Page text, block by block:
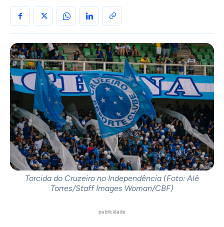
Torcida do Cruzeiro no Independência (Foto: Alê
Torres/Staff Images Woman/CBF)
publicidade